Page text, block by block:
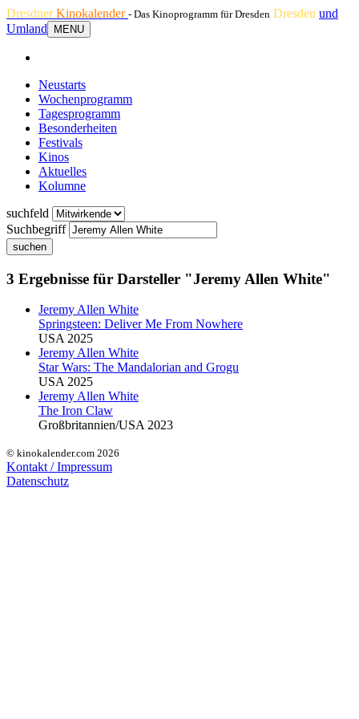
DresdnerKinokalender - Das Kinoprogramm für Dresden Dresden und
Umland
MENU
Neustarts
Wochenprogramm
Tagesprogramm
Besonderheiten
Festivals
Kinos
Aktuelles
Kolumne
suchfeld
Suchbegriff
suchen
3 Ergebnisse für Darsteller "Jeremy Allen White"
Jeremy Allen White
Springsteen: Deliver Me From Nowhere
USA 2025
Jeremy Allen White
Star Wars: The Mandalorian and Grogu
USA 2025
Jeremy Allen White
The Iron Claw
Großbritannien/USA 2023
© kinokalender.com 2026
Kontakt / Impressum
Datenschutz